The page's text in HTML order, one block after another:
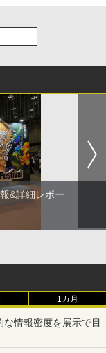
&詳細レポー
1カ月
な情報密度を展示で目